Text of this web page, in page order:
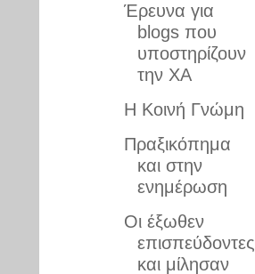
Έρευνα για
blogs που
υποστηρίζουν
την ΧΑ
Η Κοινή Γνώμη
Πραξικόπημα
και στην
ενημέρωση
Oι έξωθεν
επισπεύδοντες
και μίλησαν